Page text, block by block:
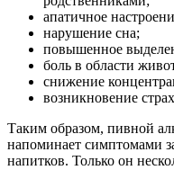
апатичное
нарушение сна;
повышенное
боль в области
снижение
возникновение
Таким образом, пивной
напоминает симптомами
напитков. Только он